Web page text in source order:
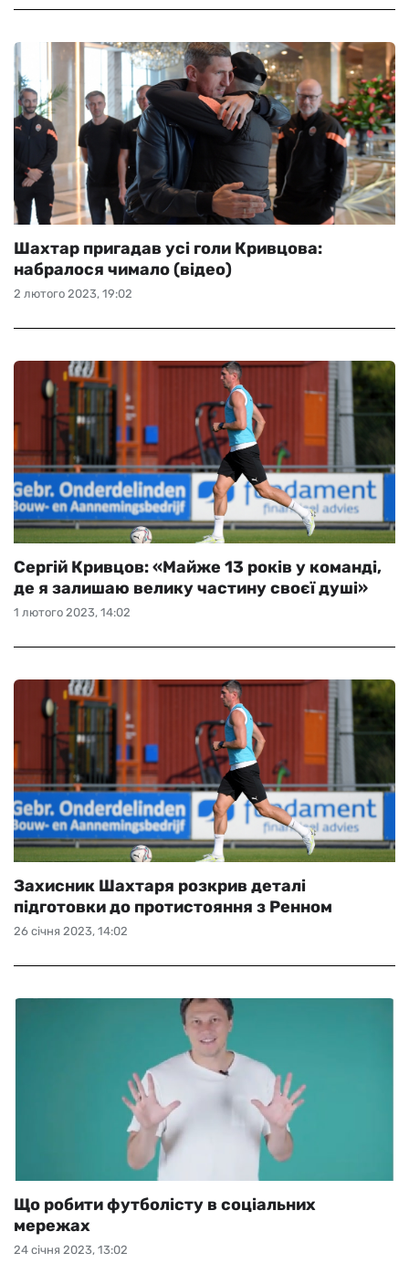
2 лютого 2023, 19:02
Шахтар пригадав усі голи Кривцова:
набралося чимало (відео)
1 лютого 2023, 14:02
Сергій Кривцов: «Майже 13 років у команді,
де я залишаю велику частину своєї душі»
26 січня 2023, 14:02
Захисник Шахтаря розкрив деталі
підготовки до протистояння з Ренном
24 січня 2023, 13:02
Що робити футболісту в соціальних
мережах